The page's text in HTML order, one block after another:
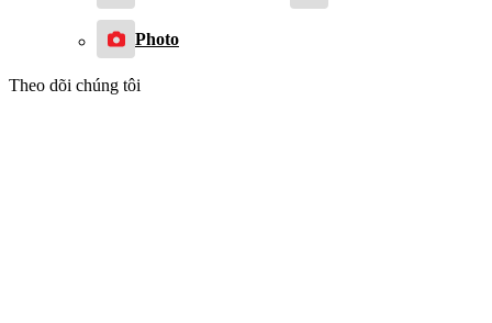
Photo
Theo dõi chúng tôi